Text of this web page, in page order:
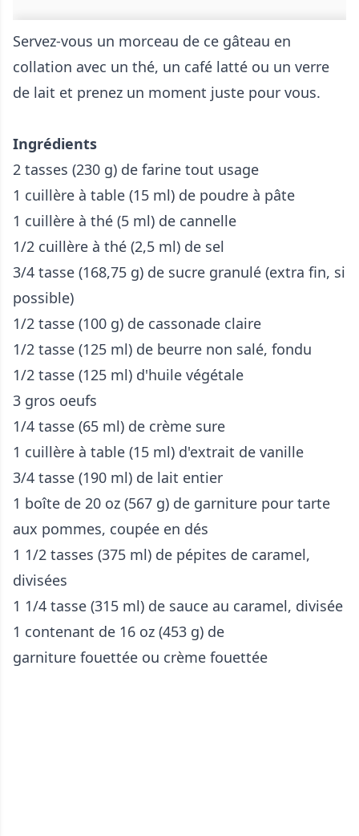
Servez-vous un morceau de ce gâteau en
collation avec un thé, un café latté ou un verre
de lait et prenez un moment juste pour vous.
Ingrédients
2 tasses (230 g) de farine tout usage
1 cuillère à table (15 ml) de poudre à pâte
1 cuillère à thé (5 ml) de cannelle
1/2 cuillère à thé (2,5 ml) de sel
3/4 tasse (168,75 g) de sucre granulé (extra fin, si
possible)
1/2 tasse (100 g) de cassonade claire
1/2 tasse (125 ml) de beurre non salé, fondu
1/2 tasse (125 ml) d'huile végétale
3 gros oeufs
1/4 tasse (65 ml) de crème sure
1 cuillère à table (15 ml) d'extrait de vanille
3/4 tasse (190 ml) de lait entier
1 boîte de 20 oz (567 g) de garniture pour tarte
aux pommes, coupée en dés
1 1/2 tasses (375 ml) de pépites de caramel,
divisées
1 1/4 tasse (315 ml) de sauce au caramel, divisée
1 contenant de 16 oz (453 g) de
garniture fouettée ou crème fouettée